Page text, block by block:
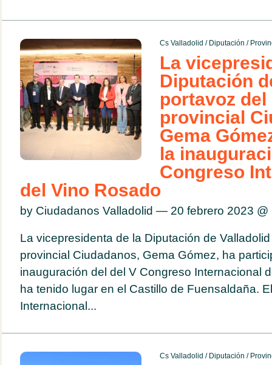
Cs Valladolid / Diputación /
La
Diputación
portavoz del
provincial
Gema
la
Congreso
del Vino Rosado
by Ciudadanos Valladolid — 20 febrero 2023 @
La vicepresidenta de la Diputación de
provincial Ciudadanos, Gema Gómez, ha
inauguración del del V Congreso Internacional
ha tenido lugar en el Castillo de Fuensaldaña.
Internacional...
Cs Valladolid / Diputación /